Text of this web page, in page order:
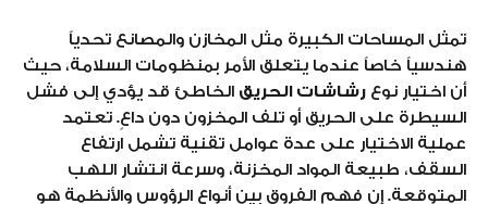
تمثل المساحات الكبيرة مثل المخازن والمصانع تحدياً
هندسياً خاصاً عندما يتعلق الأمر بمنظومات السلامة، حيث
أن اختيار نوع رشاشات الحريق الخاطئ قد يؤدي إلى فشل
السيطرة على الحريق أو تلف المخزون دون داعٍ. تعتمد
عملية الاختيار على عدة عوامل تقنية تشمل ارتفاع
السقف، طبيعة المواد المخزنة، وسرعة انتشار اللهب
المتوقعة. إن فهم الفروق بين أنواع الرؤوس والأنظمة هو